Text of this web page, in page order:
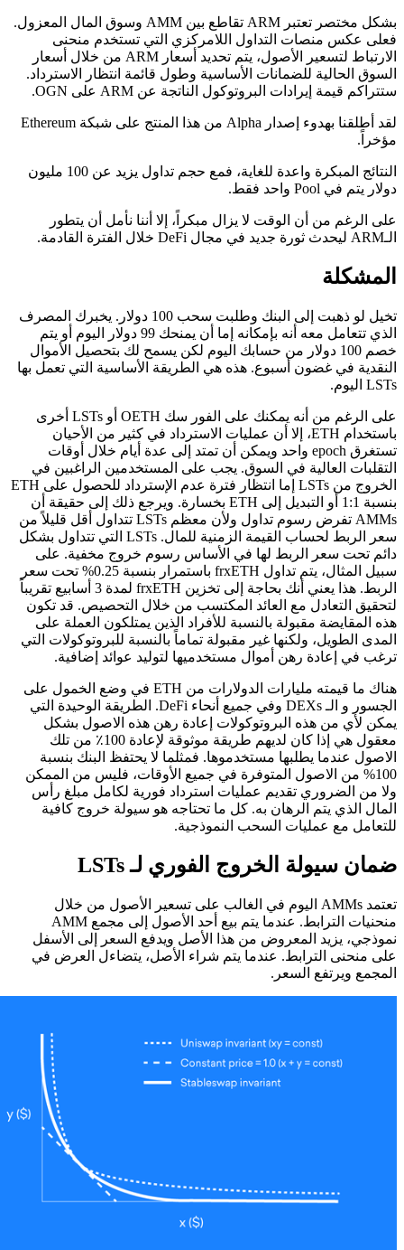
بشكل مختصر تعتبر ARM تقاطع بين AMM وسوق المال المعزول.
فعلى عكس منصات التداول اللامركزي التي تستخدم منحنى
الارتباط لتسعير الأصول، يتم تحديد أسعار ARM من خلال أسعار
السوق الحالية للضمانات الأساسية وطول قائمة انتظار الاسترداد.
ستتراكم قيمة إيرادات البروتوكول الناتجة عن ARM على OGN.
لقد أطلقنا بهدوء إصدار Alpha من هذا المنتج على شبكة Ethereum
مؤخراً.
النتائج المبكرة واعدة للغاية، فمع حجم تداول يزيد عن 100 مليون
دولار يتم في Pool واحد فقط.
على الرغم من أن الوقت لا يزال مبكراً، إلا أننا نأمل أن يتطور
الـARM ليحدث ثورة جديد في مجال DeFi خلال الفترة القادمة.
المشكلة
تخيل لو ذهبت إلى البنك وطلبت سحب 100 دولار. يخبرك المصرف
الذي تتعامل معه أنه بإمكانه إما أن يمنحك 99 دولار اليوم أو يتم
خصم 100 دولار من حسابك اليوم لكن يسمح لك بتحصيل الأموال
النقدية في غضون أسبوع. هذه هي الطريقة الأساسية التي تعمل بها
LSTs اليوم.
على الرغم من أنه يمكنك على الفور سك OETH أو LSTs أخرى
باستخدام ETH، إلا أن عمليات الاسترداد في كثير من الأحيان
تستغرق epoch واحد ويمكن أن تمتد إلى عدة أيام خلال أوقات
التقلبات العالية في السوق. يجب على المستخدمين الراغبين في
الخروج من LSTs إما انتظار فترة عدم الإسترداد للحصول على ETH
بنسبة 1:1 أو التبديل إلى ETH بخسارة. ويرجع ذلك إلى حقيقة أن
AMMs تفرض رسوم تداول ولأن معظم LSTs تتداول أقل قليلاً من
سعر الربط لحساب القيمة الزمنية للمال. LSTs التي تتداول بشكل
دائم تحت سعر الربط لها في الأساس رسوم خروج مخفية. على
سبيل المثال، يتم تداول frxETH باستمرار بنسبة 0.25% تحت سعر
الربط. هذا يعني أنك بحاجة إلى تخزين frxETH لمدة 3 أسابيع تقريباً
لتحقيق التعادل مع العائد المكتسب من خلال التحصيص. قد تكون
هذه المقايضة مقبولة بالنسبة للأفراد الذين يمتلكون العملة على
المدى الطويل، ولكنها غير مقبولة تماماً بالنسبة للبروتوكولات التي
ترغب في إعادة رهن أموال مستخدميها لتوليد عوائد إضافية.
هناك ما قيمته مليارات الدولارات من ETH في وضع الخمول على
الجسور و الـ DEXs وفي جميع أنحاء DeFi. الطريقة الوحيدة التي
يمكن لأي من هذه البروتوكولات إعادة رهن هذه الاصول بشكل
معقول هي إذا كان لديهم طريقة موثوقة لإعادة 100٪ من تلك
الاصول عندما يطلبها مستخدموها. فمثلما لا يحتفظ البنك بنسبة
100% من الاصول المتوفرة في جميع الأوقات، فليس من الممكن
ولا من الضروري تقديم عمليات استرداد فورية لكامل مبلغ رأس
المال الذي يتم الرهان به. كل ما تحتاجه هو سيولة خروج كافية
للتعامل مع عمليات السحب النموذجية.
ضمان سيولة الخروج الفوري لـ LSTs
تعتمد AMMs اليوم في الغالب على تسعير الأصول من خلال
منحنيات الترابط. عندما يتم بيع أحد الأصول إلى مجمع AMM
نموذجي، يزيد المعروض من هذا الأصل ويدفع السعر إلى الأسفل
على منحنى الترابط. عندما يتم شراء الأصل، يتضاءل العرض في
المجمع ويرتفع السعر.